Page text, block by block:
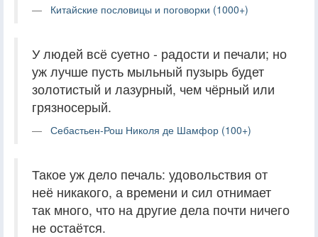
Китайские пословицы и поговорки (1000+)
У людей всё суетно - радости и печали; но
уж лучше пусть мыльный пузырь будет
золотистый и лазурный, чем чёрный или
грязносерый.
Себастьен-Рош Николя де Шамфор (100+)
Такое уж дело печаль: удовольствия от
неё никакого, а времени и сил отнимает
так много, что на другие дела почти ничего
не остаётся.